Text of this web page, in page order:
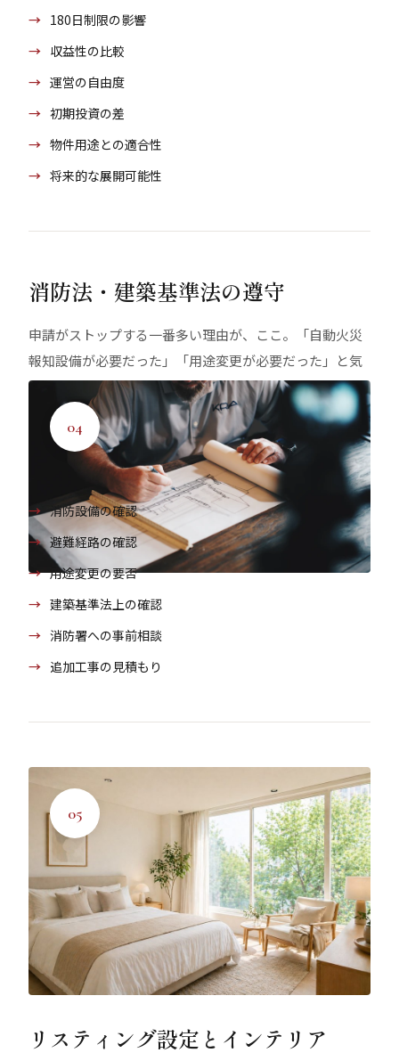
180日制限の影響
収益性の比較
運営の自由度
初期投資の差
物件用途との適合性
将来的な展開可能性
04
消防法・建築基準法の遵守
申請がストップする一番多い理由が、ここ。「自動火災
報知設備が必要だった」「用途変更が必要だった」と気
づいてから慌てて対応すると、数ヶ月のロスと数十万円
の追加コストが発生します。事前にチェックして、無駄
な手戻りを防ぎます。
事前チェック項目
消防設備の確認
避難経路の確認
用途変更の要否
建築基準法上の確認
消防署への事前相談
追加工事の見積もり
05
リスティング設定とインテリア